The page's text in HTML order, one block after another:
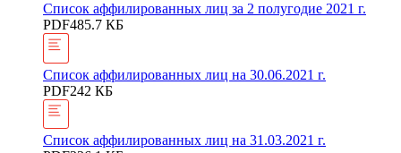
Список аффилированных лиц за 2 полугодие 2021 г.
PDF485.7 КБ
Список аффилированных лиц на 30.06.2021 г.
PDF242 КБ
Список аффилированных лиц на 31.03.2021 г.